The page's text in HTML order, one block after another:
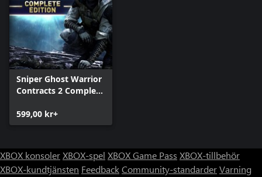
Sniper Ghost Warrior
Contracts 2 Complete
599,00 kr+
XBOX konsolerXBOX-spel XBOX Game Pass XBOX-tillbehör
XBOX-kundtjänsten FeedbackCommunity-standarderVarning